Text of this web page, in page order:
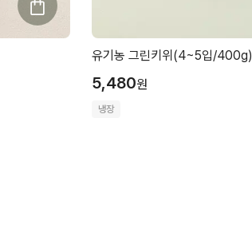
유기농 그린키위(4~5입/400g)
5,480원
냉장